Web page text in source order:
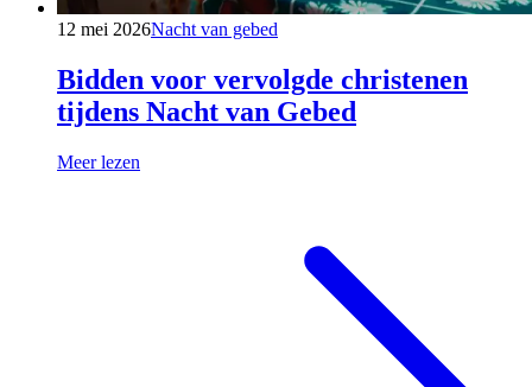
12 mei 2026Nacht van gebed
Bidden voor vervolgde christenen
tijdens Nacht van Gebed
Meer lezen